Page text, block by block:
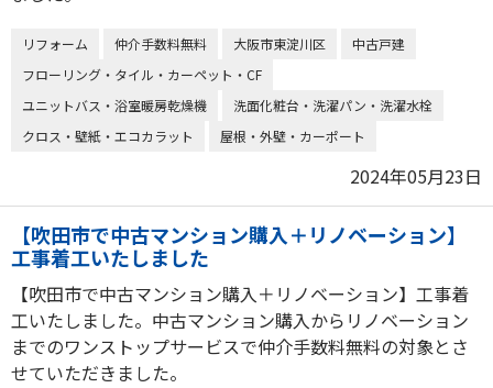
リフォーム 仲介手数料無料 大阪市東淀川区
中古戸建
フローリング・タイル・カーペット・CF
ユニットバス・浴室暖房乾燥機
洗面化粧台・洗濯パン・洗濯水栓
クロス・壁紙・エコカラット
屋根・外壁・カーポート
2024年05月23日
【吹田市で中古マンション購入＋リノベーション】
工事着工いたしました
【吹田市で中古マンション購入＋リノベーション】工事着
工いたしました。中古マンション購入からリノベーション
までのワンストップサービスで仲介手数料無料の対象とさ
せていただきました。